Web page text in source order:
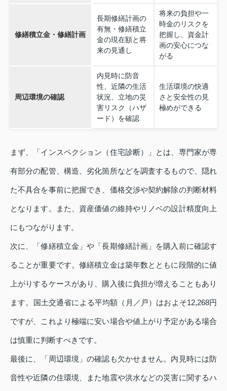
修繕積立金・修繕計画
長期修繕計画の
有無・修繕積立
金の現在額と将
来の見通し
将来の負担や一
時金のリスクを
把握し、資金計
画の安心につな
がる
周辺環境の確認
内見時に防音
性、近隣の生活
状況、立地の災
害リスク（ハザ
ード）を確認
生活環境の快適
さと安全性の見
極めができる
まず、「インスペクション（住宅診断）」とは、専門家が専
有部分の配管、構造、劣化箇所などを調査するもので、隠れ
た不具合を事前に把握でき、価格交渉や契約解除の判断材料
となります。また、資産価値の維持やリノベの設計精度向上
にもつながります。
次に、「修繕積立金」や「長期修繕計画」を購入前に確認す
ることが重要です。修繕積立金は築年数とともに段階的に値
上がりするケースがあり、購入後に負担が増えることもあり
ます。国土交通省による平均額（月／戸）はおよそ12,268円
ですが、これより極端に安い場合や値上がり予定がある場合
は慎重に判断すべきです。
最後に、「周辺環境」の確認も欠かせません。内見時には防
音性や近隣の住環境、また地震や洪水などの災害に関するハ